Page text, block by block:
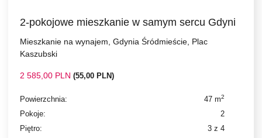
2-pokojowe mieszkanie w samym sercu Gdyni
Mieszkanie na wynajem, Gdynia Śródmieście, Plac
Kaszubski
2 585,00 PLN (55,00 PLN)
Powierzchnia: 47 m2
Pokoje:
2
Piętro:
3 z 4